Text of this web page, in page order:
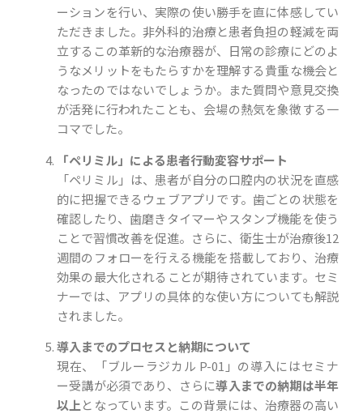
ーションを行い、実際の使い勝手を直に体感してい
ただきました。非外科的治療と患者負担の軽減を両
立するこの革新的な治療器が、日常の診療にどのよ
うなメリットをもたらすかを理解する貴重な機会と
なったのではないでしょうか。また質問や意見交換
が活発に行われたことも、会場の熱気を象徴する一
コマでした。
「ペリミル」による患者行動変容サポート
「ペリミル」は、患者が自分の口腔内の状況を直感
的に把握できるウェブアプリです。歯ごとの状態を
確認したり、歯磨きタイマーやスタンプ機能を使う
ことで習慣改善を促進。さらに、衛生士が治療後12
週間のフォローを行える機能を搭載しており、治療
効果の最大化されることが期待されています。セミ
ナーでは、アプリの具体的な使い方についても解説
されました。
導入までのプロセスと納期について
現在、「ブルーラジカル P-01」の導入にはセミナ
ー受講が必須であり、さらに導入までの納期は半年
以上となっています。この背景には、治療器の高い